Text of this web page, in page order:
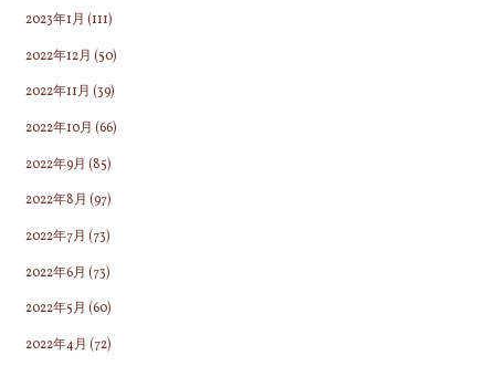
2023年1月 (111)
2022年12月 (50)
2022年11月 (39)
2022年10月 (66)
2022年9月 (85)
2022年8月 (97)
2022年7月 (73)
2022年6月 (73)
2022年5月 (60)
2022年4月 (72)